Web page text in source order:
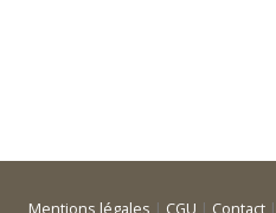
Mentions légales | CGU | Contact |